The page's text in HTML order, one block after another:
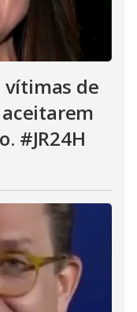
vítimas de
#JR24H